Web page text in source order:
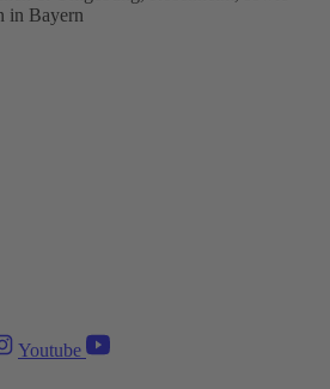
in Bayern
Youtube